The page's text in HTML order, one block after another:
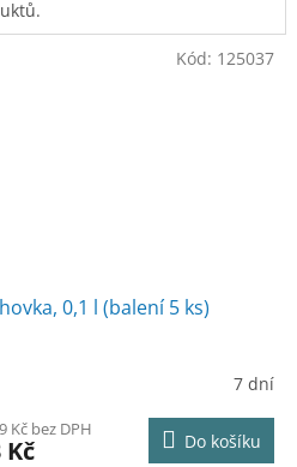
0,1 l (balení 5 ks)
7 dní
Kč bez DPH
Kč Do košíku
Kód: 125037